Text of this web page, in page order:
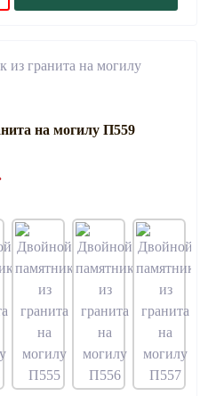
на могилу П559